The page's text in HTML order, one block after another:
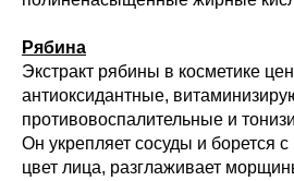
Рябина
Экстракт рябины в косметике
антиоксидантные,
противовоспалительные и
Он укрепляет сосуды и борется
цвет лица, разглаживает